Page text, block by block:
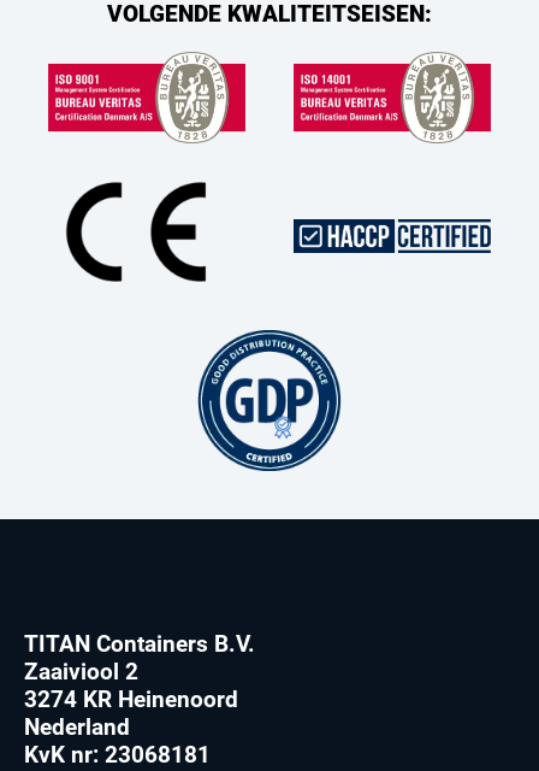
VOLGENDE KWALITEITSEISEN:
TITAN Containers B.V.
Zaaiviool 2
3274 KR Heinenoord
Nederland
KvK nr: 23068181